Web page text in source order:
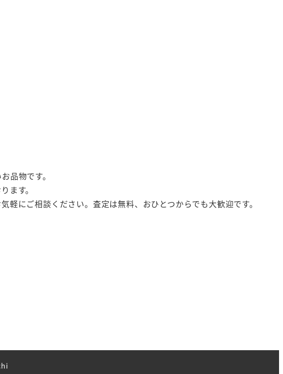
品物です。
ます。
にご相談ください。査定は無料、おひとつからでも大歓迎です。